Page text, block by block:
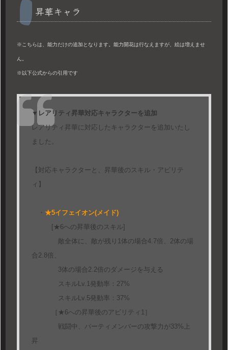
昇華キャラ
※こちらは、能力だけの追加となります。能力開花は行なえますが、絵は増えませ
ん。
※以下公式からの引用です
▼レアリティ昇華対応キャラクターを追加
レアリティ昇華に対応したキャラクターを追加いたし
ました。
【対応キャラクターと、昇華後のスキル・アビリテ
ィ】
・ ★5イフェイオン(メイド)
[★6への昇華後のスキル]
敵全体に、敵が残り1体の場合4.7倍、2体の場
合2.8倍、
3体の場合2.2倍のダメージを与える
スキルLv.1発動率：27%
スキルLv.5発動率：37%
［★6への昇華後のアビリティ1］
戦闘中、パーティメンバーの攻撃力が33%上
昇